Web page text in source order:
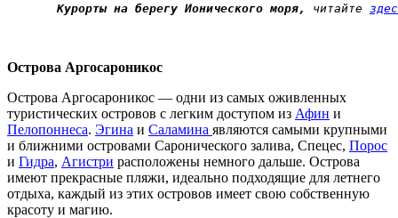
Курорты на берегу Ионического моря, читайте
Острова Аргосароникос
Острова Аргосароникос — одни из самых оживленных
туристических островов с легким доступом из Афин и
Пелопоннеса. Эгина и Саламина являются самыми крупными
и ближними островами Саронического залива, Спецес, Порос
и Гидра, Агистри расположены немного дальше. Острова
имеют прекрасные пляжи, идеально подходящие для летнего
отдыха, каждый из этих островов имеет свою собственную
красоту и магию.